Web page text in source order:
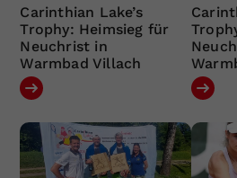
Carinthian Lake’s
Trophy: Heimsieg für
Neuchrist in
Warmbad Villach